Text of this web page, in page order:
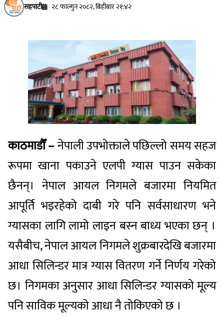
सहपाटी २८ फाल्गुन २०८२, बिहीबार २१:४२
काठमाडौँ –नेपाली उपभोक्ताले पछिल्लो समय सहज
रूपमा खाना पकाउने एलपी ग्यास पाउन सकेका
छैनन्। नेपाल आयल निगमले बजारमा नियमित
आपूर्ति भइरहेको दाबी गरे पनि सर्वसाधारण भने
ग्यासका लागि लामो लाइन बस्न बाध्य भएका छन् ।
यसैबीच, नेपाल आयल निगमले शुक्रबारदेखि बजारमा
आधा सिलिन्डर मात्र ग्यास वितरण गर्ने निर्णय गरेको
छ। निगमका अनुसार आधा सिलिन्डर ग्यासको मूल्य
पनि साविक मूल्यको आधा नै तोकिएको छ ।